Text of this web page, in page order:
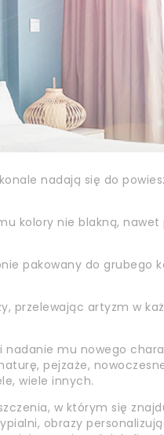
nadają się do
kolory nie blakną, nawet
pakowany do grubego
przelewając artyzm w
mu nowego
pejzaże,
wiele innych.
w którym się
obrazy